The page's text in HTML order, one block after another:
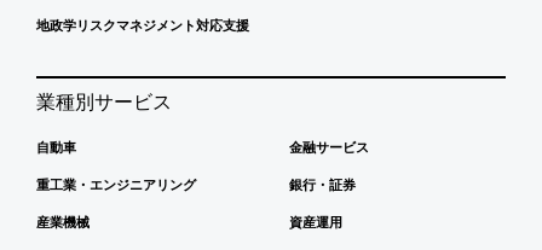
地政学リスクマネジメント対応支援
業種別サービス
自動車
重工業・エンジニアリング
産業機械
金融サービス
銀行・証券
資産運用